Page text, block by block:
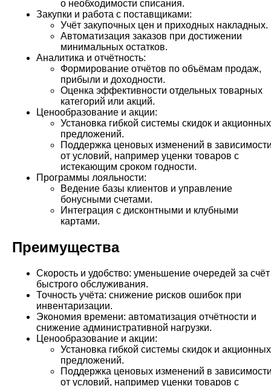
о необходимости списания.
Закупки и работа с поставщиками:
Учёт закупочных цен и приходных накладных.
Автоматизация заказов при достижении
минимальных остатков.
Аналитика и отчётность:
Формирование отчётов по объёмам продаж,
прибыли и доходности.
Оценка эффективности отдельных товарных
категорий или акций.
Ценообразование и акции:
Установка гибкой системы скидок и акционных
предложений.
Поддержка ценовых изменений в
от условий, например уценки товаров с
истекающим сроком годности.
Программы лояльности:
Ведение базы клиентов и управление
бонусными счетами.
Интеграция с дисконтными и клубными
картами.
Преимущества
Скорость и удобство: уменьшение очередей за счёт
быстрого обслуживания.
Точность учёта: снижение рисков ошибок при
инвентаризации.
Экономия времени: автоматизация отчётности и
снижение административной нагрузки.
Ценообразование и акции:
Установка гибкой системы скидок и акционных
предложений.
Поддержка ценовых изменений в
от условий, например уценки товаров с